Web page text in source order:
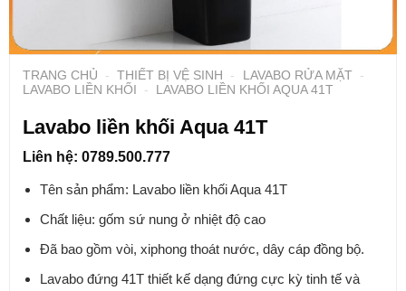
TRANG CHỦ - THIẾT BỊ VỆ SINH - LAVABO RỬA MẶT -
LAVABO LIỀN KHỐI
- LAVABO LIỀN KHỐI AQUA 41T
Lavabo liền khối Aqua 41T
Liên hệ: 0789.500.777
Tên sản phẩm: Lavabo liền khối Aqua 41T
Chất liệu: gốm sứ nung ở nhiệt độ cao
Đã bao gồm vòi, xiphong thoát nước, dây cáp đồng bộ.
Lavabo đứng 41T thiết kế dạng đứng cực kỳ tinh tế và